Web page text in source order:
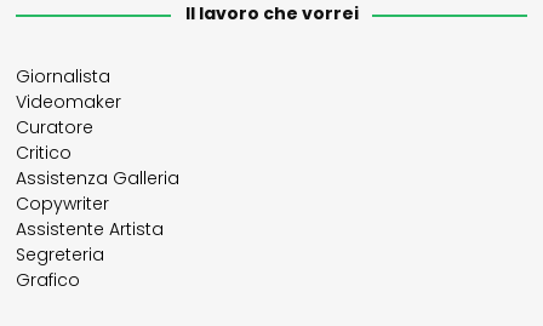
Il lavoro che vorrei
Giornalista
Videomaker
Curatore
Critico
Assistenza Galleria
Copywriter
Assistente Artista
Segreteria
Grafico